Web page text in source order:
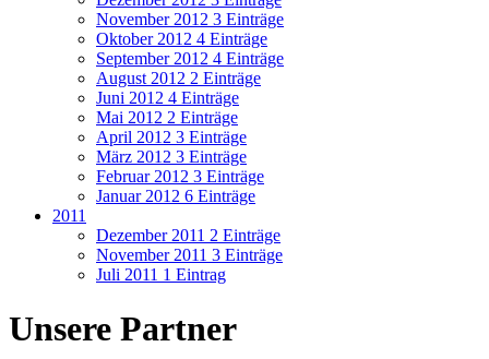
November 2012 3 Einträge
Oktober 2012 4 Einträge
September 2012 4 Einträge
August 2012 2 Einträge
Juni 2012 4 Einträge
Mai 2012 2 Einträge
April 2012 3 Einträge
März 2012 3 Einträge
Februar 2012 3 Einträge
Januar 2012 6 Einträge
2011
Dezember 2011 2 Einträge
November 2011 3 Einträge
Juli 2011 1 Eintrag
Unsere Partner